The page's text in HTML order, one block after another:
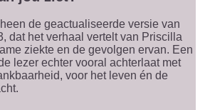
de geactualiseerde versie van
dat het verhaal vertelt van Priscilla
ziekte en de gevolgen ervan. Een
lezer echter vooral achterlaat met
voor het leven én de